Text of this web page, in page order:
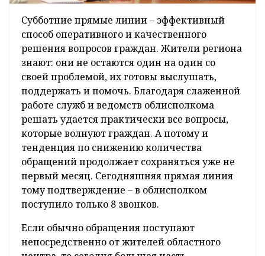
Субботние прямые линии – эффективный
способ оперативного и качественного
решения вопросов граждан. Жители региона
знают: они не остаются один на один со
своей проблемой, их готовы выслушать,
поддержать и помочь. Благодаря слаженной
работе служб и ведомств облисполкома
решать удается практически все вопросы,
которые волнуют граждан. А потому и
тенденция по снижению количества
обращений продолжает сохраняться уже не
первый месяц. Сегодняшняя прямая линия
тому подтверждение – в облисполком
поступило только 8 звонков.
Если обычно обращения поступают
непосредственно от жителей областного